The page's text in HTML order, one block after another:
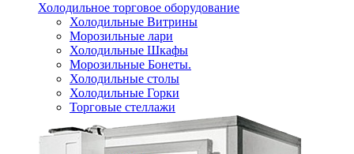
Холодильное торговое оборудование
Холодильные Витрины
Морозильные лари
Холодильные Шкафы
Морозильные Бонеты.
Холодильные столы
Холодильные Горки
Торговые стеллажи